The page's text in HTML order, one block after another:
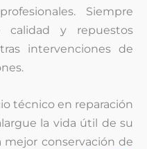
Siempre
calidad y repuestos
intervenciones de
técnico en reparación
la vida útil de su
conservación de